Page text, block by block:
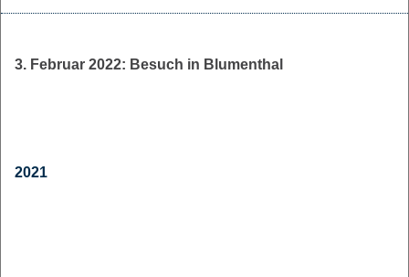
3. Februar 2022: Besuch in Blumenthal
2021